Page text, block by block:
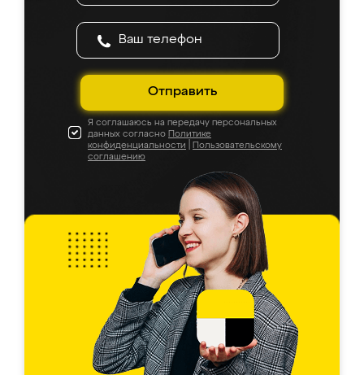
Отправить
Я соглашаюсь на передачу персональных
данных согласно Политике
конфиденциальности
Пользовательскому
соглашению